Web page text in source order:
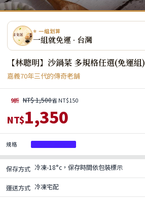
⭐ 一組划算
一組就免運 · 台灣
【林聰明】沙鍋菜 多規格任選(免運組)
嘉義70年三代的傳奇老舖
9折 NT$ 1,500省 NT$150
NT$1,350
規格
保存方式 冷凍-18°c，保存時間依包裝標示
運送方式 冷凍宅配